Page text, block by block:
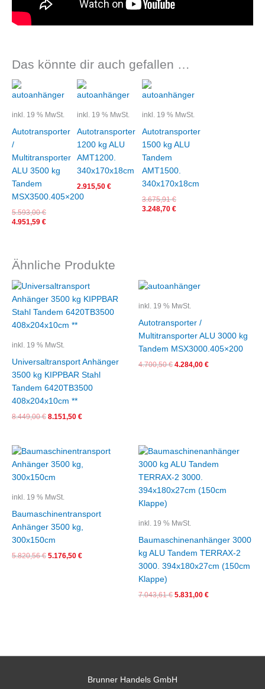
Das könnte dir auch gefallen …
inkl. 19 % MwSt.
Autotransporter
/
Multitransporter
ALU 3500 kg
Tandem
MSX3500.405×200
5.593,00€
Ursprünglicher
Preis
5.593,00 €
4.951,59 €
Preis
4.951,59 €.inkl. 19 % MwSt.
Autotransporter
1200 kg ALU
AMT1200.
340x170x18cm
2.915,50 €
inkl. 19 % MwSt.
Autotransporter
1500 kg ALU
Tandem
AMT1500.
340x170x18cm
3.675,91€
Preis
3.675,91 €
3.248,70 €
Preis
3.248,70 €.
Ähnliche Produkte
inkl. 19 % MwSt.
Universaltransport Anhänger
3500 kg KIPPBAR Stahl
Tandem 6420TB3500
408x204x10cm **
8.449,00€
Ursprünglicher
war:
8.449,00 €
8.151,50 €
Aktueller
ist:
8.151,50 €.
inkl. 19 % MwSt.
Autotransporter /
Multitransporter ALU 3000 kg
Tandem MSX3000.405×200
4.700,50€
Ursprünglicher
war:
4.284,00 €
inkl. 19 % MwSt.
Baumaschinentransport
Anhänger 3500 kg,
300x150cm
5.820,56€
Ursprünglicher
war:
5.820,56 €
5.176,50 €
Aktueller
ist:
inkl. 19 % MwSt.
Baumaschinenanhänger 3000
kg ALU Tandem TERRAX-2
3000. 394x180x27cm (150cm
Klappe)
7.043,61€
Ursprünglicher
war:
7.043,61 €
5.831,00 €
Aktueller
ist:
Brunner Handels GmbH